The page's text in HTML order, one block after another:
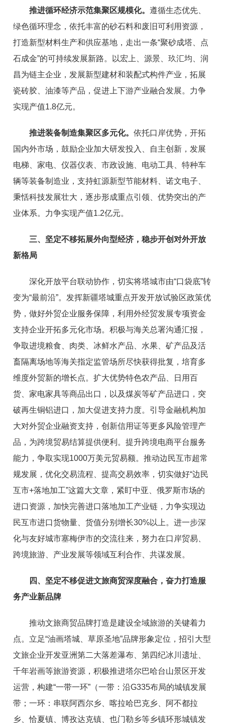
推进循环经济示范集聚区规模化。遵循生态优先、
绿色循环理念，依托丰富的砂石料和废旧可利用资源，
打造新型材料生产和供应基地，走出一条“聚砂成塔、点
石成金”的可持续发展新路。以宏上、源景、玖汇均、润
昌为链主企业， 发展新型建材和装配式构件产业，拓展
瓷砖胶、油漆等产品，促进上下游产业融合发展。力争
实现产值1.8亿元。
推进装备制造集聚区多元化。依托口岸优势，开拓
国内外市场，鼓励企业加大研发投入、自主创新，发展
电梯、家电、仪器仪表、市政设施、电动工具、特种车
辆等装备制造业，支持虹源新型节能材料、诺文电子、
秉恬科技发展壮大，逐步形成重点引领、优势突出的产
业体系。力争实现产值1.2亿元。
三、 坚定不移拓展外向型经济，稳步开创 对外开放
新格局
深化开放平台联动协作 ，切实将塔城市由“口袋底”转
变为“最前沿”。 发挥新疆塔城重点开发开放试验区政策优
势，做好外贸企业服务保障，利用外经贸发展专项资金
支持企业开拓多元化市场。积极与海关总署沟通汇报，
争取进境粮食、肉类、冰鲜水产品、水果、矿产品及活
畜隔离场地等海关指定监管场所尽快获得批复，培育多
维度外贸新的增长点。扩大优势特色农产品、日用百
货、家电家具等商品出口 ， 以及煤炭等矿产品进口， 突
破再生铜铝进口，加大促进支持力度。引导金融机构加
大对外贸企业融资支持，创新信用证等更多风险管理产
品， 为跨境贸易结算提供便利。提升跨境电商平台服务
能力，争取实现1000万美元贸易额。推动边民互市超常
规发展，优化交易流程、提高交易效率，切实做好“边民
互市+落地加工”这篇大文章， 紧盯中亚、俄罗斯市场的
进口资源，加快完善进口落地加工产业链， 力争实现边
民互市进口货物量、货值分别增长30%以上 。进一步深
化与友好城市塞梅伊市的交流往来 ，努力在口岸贸易、
跨境旅游、产业发展等领域互利合作、共谋发展。
四、坚定不移促进文旅商贸深度融合，奋力打造服
务产业新品牌
推动文旅商贸品牌打造是建设全域旅游的关键着力
点。立足“油画塔城、草原圣地”品牌形象定位，招引大型
文旅企业开发亚洲第二大落差瀑布、第四纪冰川遗址、
千年岩画等旅游资源，积极推进塔尔巴哈台山景区开发
运营，构建“一带一环”（一带：沿G335布局的城镇发展
带；一环：串联阿西尔乡、喀拉哈巴克乡、阿不都拉
乡、恰夏镇、博孜达克镇、也门勒乡等乡镇环形城镇发